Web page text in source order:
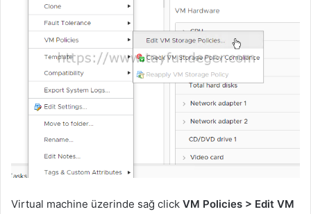
Virtual machine üzerinde sağ click VM Policies > Edit VM